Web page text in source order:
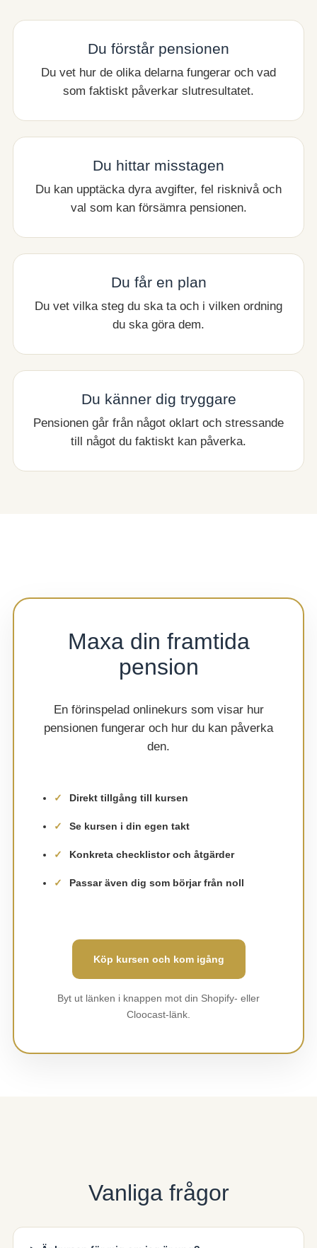
Du förstår pensionen
Du vet hur de olika delarna fungerar och vad
som faktiskt påverkar slutresultatet.
Du hittar misstagen
Du kan upptäcka dyra avgifter, fel risknivå och
val som kan försämra pensionen.
Du får en plan
Du vet vilka steg du ska ta och i vilken ordning
du ska göra dem.
Du känner dig tryggare
Pensionen går från något oklart och stressande
till något du faktiskt kan påverka.
Maxa din framtida
pension
En förinspelad onlinekurs som visar hur
pensionen fungerar och hur du kan påverka
den.
Direkt tillgång till kursen
Se kursen i din egen takt
Konkreta checklistor och åtgärder
Passar även dig som börjar från noll
Köp kursen och kom igång
Byt ut länken i knappen mot din Shopify- eller
Cloocast-länk.
Vanliga frågor